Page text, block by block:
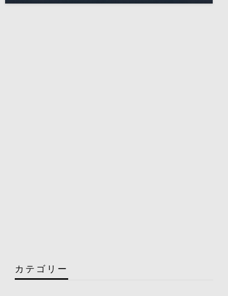
カテゴリー